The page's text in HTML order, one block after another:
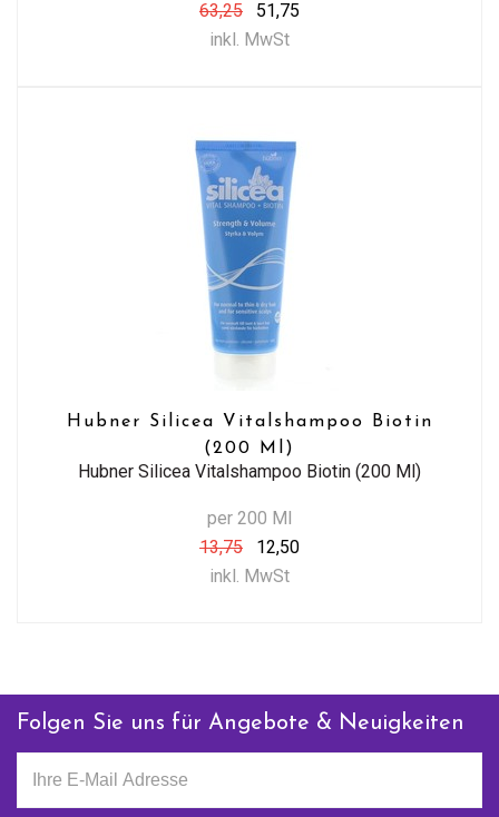
63,25
51,75
inkl. MwSt
Hubner Silicea Vitalshampoo Biotin
(200 Ml)
Hubner Silicea Vitalshampoo Biotin (200 Ml)
per 200 Ml
13,75
12,50
inkl. MwSt
Folgen Sie uns für Angebote & Neuigkeiten